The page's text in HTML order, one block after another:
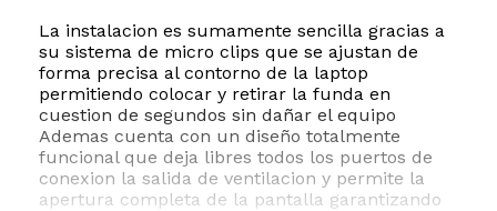
La instalacion es sumamente sencilla gracias a
su sistema de micro clips que se ajustan de
forma precisa al contorno de la laptop
permitiendo colocar y retirar la funda en
cuestion de segundos sin dañar el equipo
Ademas cuenta con un diseño totalmente
funcional que deja libres todos los puertos de
conexion la salida de ventilacion y permite la
apertura completa de la pantalla garantizando